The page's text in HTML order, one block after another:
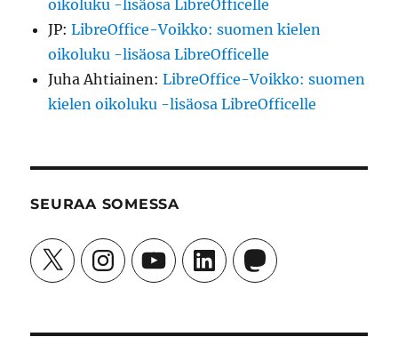
oikoluku -lisäosa LibreOfficelle
JP:LibreOffice-Voikko: suomen kielen
oikoluku -lisäosa LibreOfficelle
Juha Ahtiainen:LibreOffice-Voikko: suomen
kielen oikoluku -lisäosa LibreOfficelle
SEURAA SOMESSA
X InstagramYouTubeLinkedInMastodon